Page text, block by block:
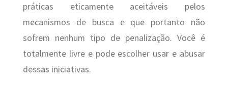
práticas eticamente aceitáveis pelos
mecanismos de busca e que portanto não
sofrem nenhum tipo de penalização. Você é
totalmente livre e pode escolher usar e abusar
dessas iniciativas.